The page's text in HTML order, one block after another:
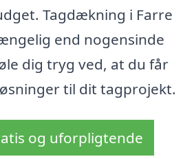
Tagdækning i Farre
end nogensinde
dig tryg ved, at du får
til dit tagprojekt.
og uforpligtende